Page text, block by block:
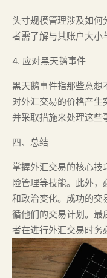
头寸规模管理涉及如何
者需了解与其账户大小
4. 应对黑天鹅事件
黑天鹅事件指那些意想
对外汇交易的价格产
并采取措施来处理这些
四、总结
掌握外汇交易的核心
险管理等技能。此外
和政治变化。成功的交
循他们的交易计划。最
者在进行外汇交易时务